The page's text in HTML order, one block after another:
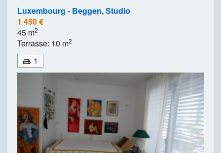
Luxembourg - Beggen, Studio
1 450 €
45 m2
Terrasse: 10 m2
1